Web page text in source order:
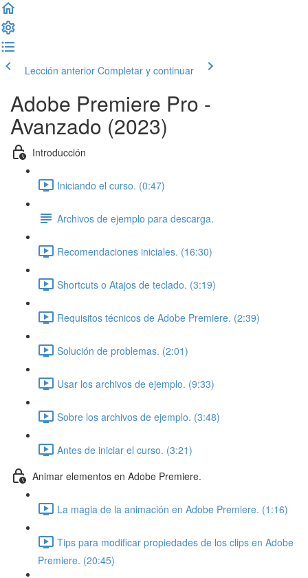
Lección anterior Completar y continuar
Adobe Premiere Pro -
Avanzado (2023)
Introducción
Iniciando el curso. (0:47)
Archivos de ejemplo para descarga.
Recomendaciones iniciales. (16:30)
Shortcuts o Atajos de teclado. (3:19)
Requisitos técnicos de Adobe Premiere. (2:39)
Solución de problemas. (2:01)
Usar los archivos de ejemplo. (9:33)
Sobre los archivos de ejemplo. (3:48)
Antes de iniciar el curso. (3:21)
Animar elementos en Adobe Premiere.
La magia de la animación en Adobe Premiere. (1:16)
Tips para modificar propiedades de los clips en Adobe
Premiere. (20:45)